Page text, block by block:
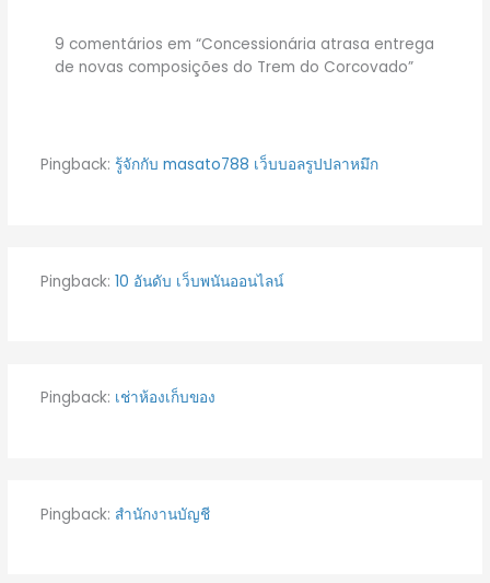
9 comentários em “Concessionária atrasa entrega
de novas composições do Trem do Corcovado”
Pingback: รู้จักกับ masato788 เว็บบอลรูปปลาหมึก
Pingback: 10 อันดับ เว็บพนันออนไลน์
Pingback: เช่าห้องเก็บของ
Pingback: สํานักงานบัญชี